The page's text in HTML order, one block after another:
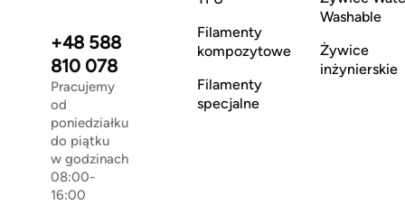
+48 588
810 078
Pracujemy
od
poniedziałku
do piątku
w godzinach
08:00-
16:00
Filamenty
kompozytowe
Filamenty
specjalne
Washable
Żywice
inżynierskie